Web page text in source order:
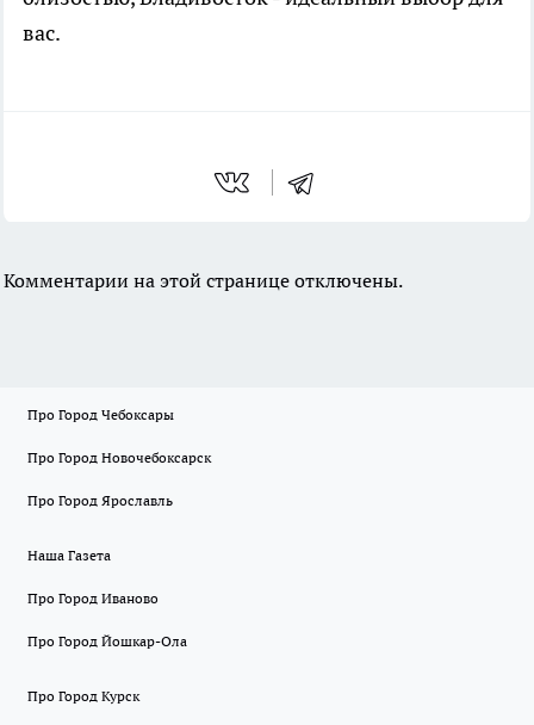
вас.
Комментарии на этой странице отключены.
Про Город Чебоксары
Про Город Новочебоксарск
Про Город Ярославль
Наша Газета
Про Город Иваново
Про Город Йошкар-Ола
Про Город Курск